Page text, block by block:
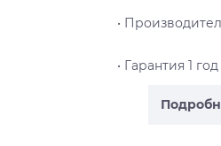
•
• Гарантия 1 год